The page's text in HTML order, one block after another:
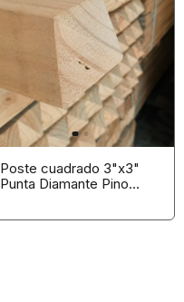
Poste cuadrado 3"x3"
Punta Diamante Pino